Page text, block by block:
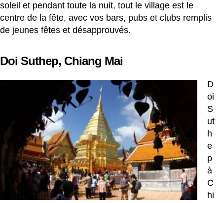
soleil et pendant toute la nuit, tout le village est le
centre de la fête, avec vos bars, pubs et clubs remplis
de jeunes fêtes et désapprouvés.
Doi Suthep, Chiang Mai
D
oi
S
ut
h
e
p
à
C
hi